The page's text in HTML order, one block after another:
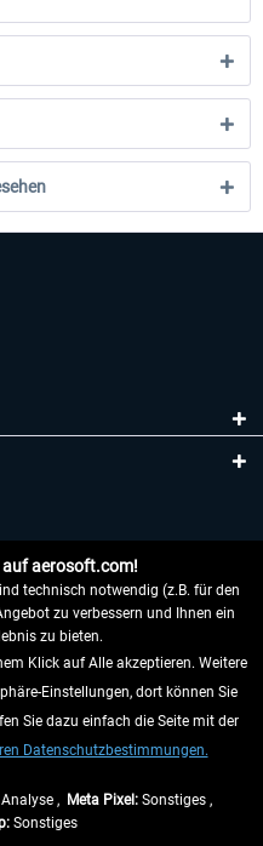
aerosoft.com!
technisch notwendig (z.B. für den
zu verbessern und Ihnen ein
zu bieten.
Klick auf Alle akzeptieren. Weitere
Einstellungen, dort können Sie
Sie dazu einfach die Seite mit der
Datenschutzbestimmungen.
, Meta Pixel:Sonstiges ,
Sonstiges